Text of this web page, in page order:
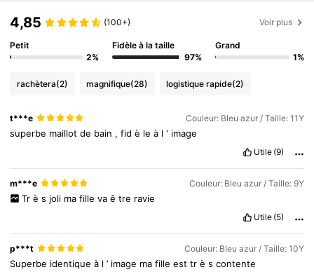
4,85 (100+) Voir plus
Petit
2%
Fidèle à la taille
97%
Grand
1%
rachètera(2) magnifique(28) logistique rapide(2)
t***e Couleur: Bleu azur / Taille: 11Y
superbe maillotde bain ,fidè leà l ' image
Utile (9)
m***e Couleur: Bleu azur / Taille: 9Y
Tr è s joli ma fille va ê tre ravie
Utile (5)
p***t Couleur: Bleu azur / Taille: 10Y
Superbe identiqueà l’ image mafilleesttrèscontente